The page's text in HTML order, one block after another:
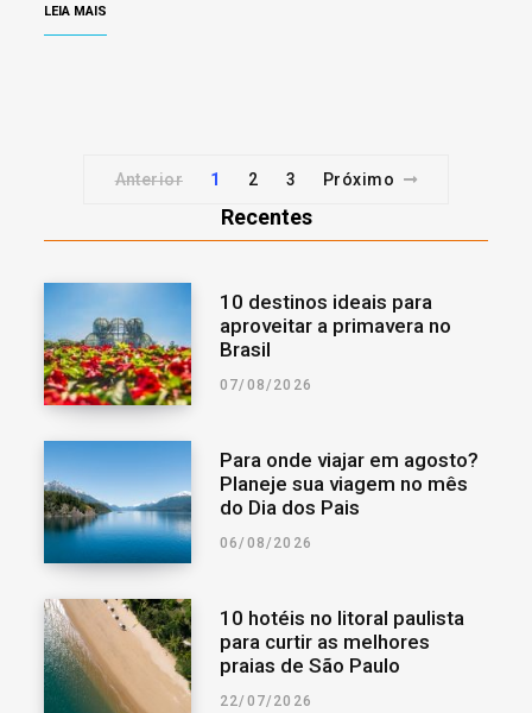
LEIA MAIS
Anterior 1 2 3 Próximo
Recentes
10 destinos ideais para
aproveitar a primavera no
Brasil
07/08/2026
Para onde viajar em agosto?
Planeje sua viagem no mês
do Dia dos Pais
06/08/2026
10 hotéis no litoral paulista
para curtir as melhores
praias de São Paulo
22/07/2026